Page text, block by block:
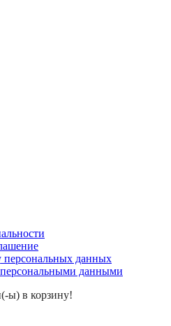
персональных данных
данными
ы) в корзину!